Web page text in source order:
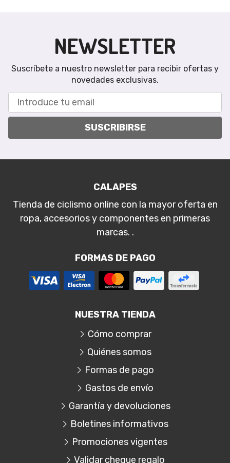
NEWSLETTER
Suscríbete a nuestro newsletter para recibir ofertas y
novedades exclusivas.
SUSCRIBIRSE
CALAPES
Tienda de ciclismo online con la mayor oferta en
ropa, accesorios y componentes en primeras
marcas. .
FORMAS DE PAGO
NUESTRA TIENDA
Cómo comprar
Quiénes somos
Formas de pago
Gastos de envío
Garantía y devoluciones
Boletines informativos
Promociones vigentes
Validar cheque regalo